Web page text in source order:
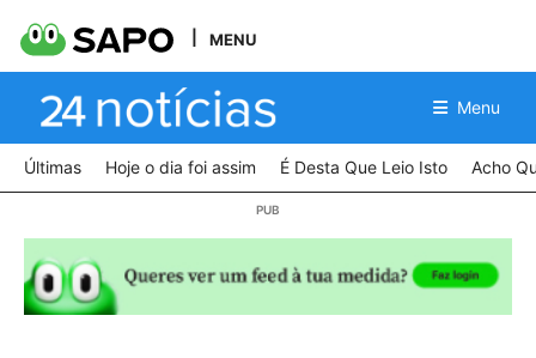
MENU
Menu
Últimas Hoje o dia foi assim É Desta Que Leio Isto Acho